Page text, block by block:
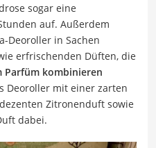
sogar eine
auf. Außerdem
Deoroller in Sachen
erfrischenden Düften, die
Parfüm kombinieren
Deoroller mit einer zarten
Zitronenduft sowie
dabei.